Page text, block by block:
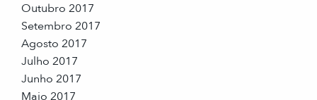
Outubro 2017
Setembro 2017
Agosto 2017
Julho 2017
Junho 2017
Maio 2017